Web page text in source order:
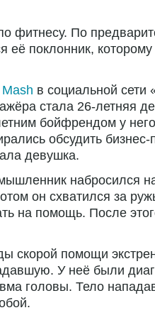
фитнесу. По
её поклонник, которому
Mash в социальной сети
стала 26-летняя
бойфрендом у
обсудить
девушка.
набросился
он схватился за
на помощь. После
скорой помощи
У неё были
головы. Тело